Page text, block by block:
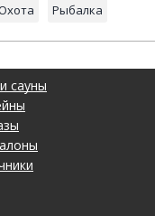
Рыбалка
сауны